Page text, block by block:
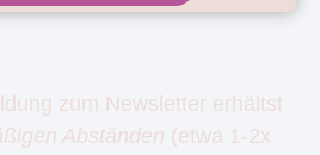
zum Newsletter erhältst
Abständen (etwa 1-2x